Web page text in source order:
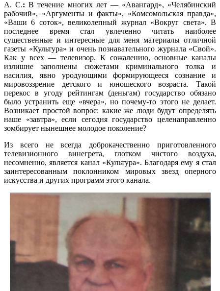
А. С.: В течение многих лет — «Авангард», «Челябинский
рабочий», «Аргументы и факты», «Комсомольская правда»,
«Ваши 6 соток», великолепный журнал «Вокруг света». В
последнее время стал увлеченно читать наиболее
существенные и интересные для меня материалы отличной
газеты «Культура» и очень познавательного журнала «Свой».
Как у всех — телевизор. К сожалению, основные каналы
излишне заполнены сюжетами криминального толка и
насилия, явно уродующими формирующееся сознание и
мировоззрение детского и юношеского возраста. Такой
перекос в угоду рейтингам (деньгам) государство обязано
было устранить еще «вчера», но почему-то этого не делает.
Возникает простой вопрос: какие же люди будут определять
наше «завтра», если сегодня государство целенаправленно
зомбирует нынешнее молодое поколение?
Из всего не всегда доброкачественно приготовленного
телевизионного винегрета, глотком чистого воздуха,
несомненно, является канал «Культура». Благодаря ему я стал
заинтересованным поклонником мировых звезд оперного
искусства и других программ этого канала.